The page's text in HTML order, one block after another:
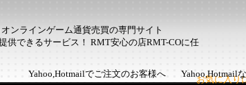
ンラインゲーム通貨売買の専門サイト
供できるサービス！ RMT安心の店RMT-COに任
お気に入り
Yahoo,Hotmailでご注文のお客様へ Yahoo,Hotmailなど